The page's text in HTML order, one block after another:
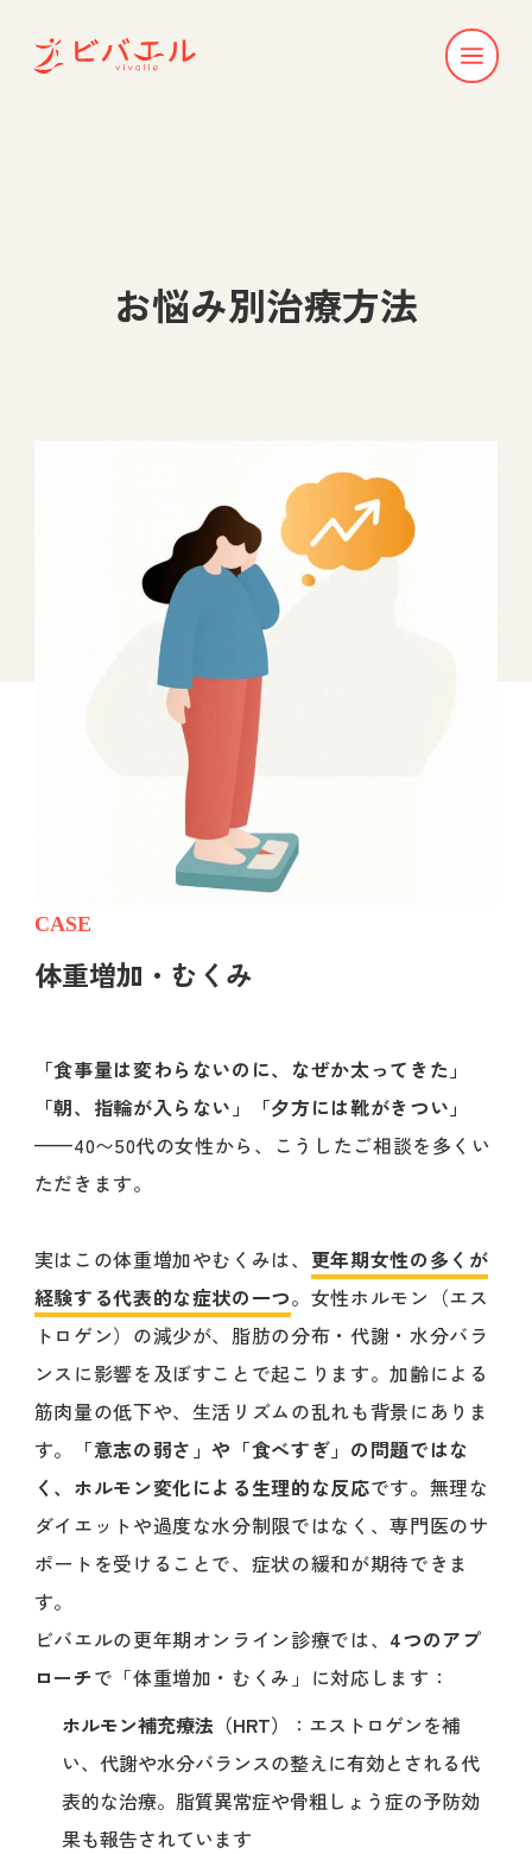
お悩み別治療方法
CASE
体重増加・むくみ
「食事量は変わらないのに、なぜか太ってきた」
「朝、指輪が入らない」「夕方には靴がきつい」
——40〜50代の女性から、こうしたご相談を多くい
ただきます。
実はこの体重増加やむくみは、 更年期女性の多くが
経験する代表的な症状の一つ。女性ホルモン（エス
トロゲン）の減少が、脂肪の分布・代謝・水分バラ
ンスに影響を及ぼすことで起こります。加齢による
筋肉量の低下や、生活リズムの乱れも背景にありま
す。
「意志の弱さ」や「食べすぎ」の問題ではな
く、ホルモン変化による生理的な反応です。無理な
ダイエットや過度な水分制限ではなく、専門医のサ
ポートを受けることで、症状の緩和が期待できま
す。
ビバエルの更年期オンライン診療では、 4つのアプ
ローチで「体重増加・むくみ」に対応します：
ホルモン補充療法（HRT）
：エストロゲンを補
い、代謝や水分バランスの整えに有効とされる代
表的な治療。脂質異常症や骨粗しょう症の予防効
果も報告されています